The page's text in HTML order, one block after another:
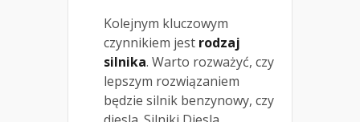
Kolejnym kluczowym
czynnikiem jest rodzaj
silnika. Warto rozważyć, czy
lepszym rozwiązaniem
będzie silnik benzynowy, czy